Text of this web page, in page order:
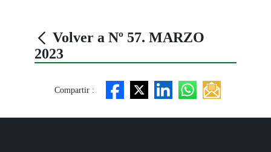
Volver a Nº 57. MARZO
2023
Compartir :